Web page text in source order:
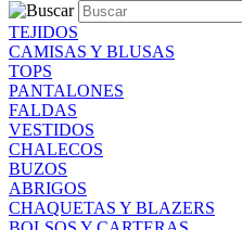
TEJIDOS
CAMISAS Y BLUSAS
TOPS
PANTALONES
FALDAS
VESTIDOS
CHALECOS
BUZOS
ABRIGOS
CHAQUETAS Y BLAZERS